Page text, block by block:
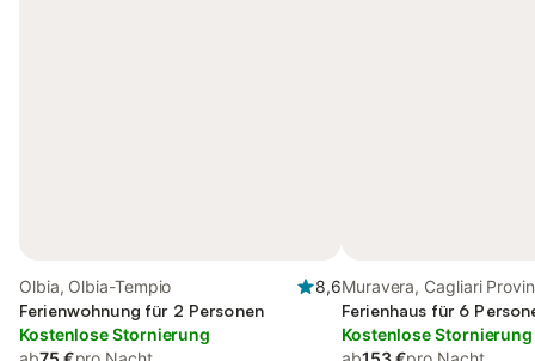
Olbia, Olbia-Tempio
8,6
Ferienwohnung für 2 Personen
Kostenlose Stornierung
Muravera, Cagliari
Ferienhaus für 6
Kostenlose Stornierung